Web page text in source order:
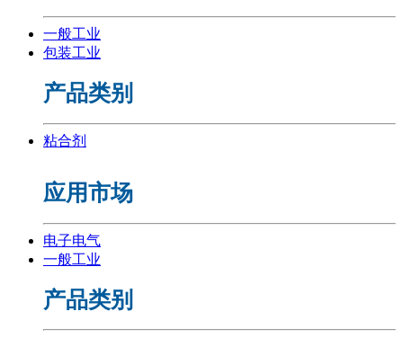
一般工业
包装工业
产品类别
粘合剂
应用市场
电子电气
一般工业
产品类别